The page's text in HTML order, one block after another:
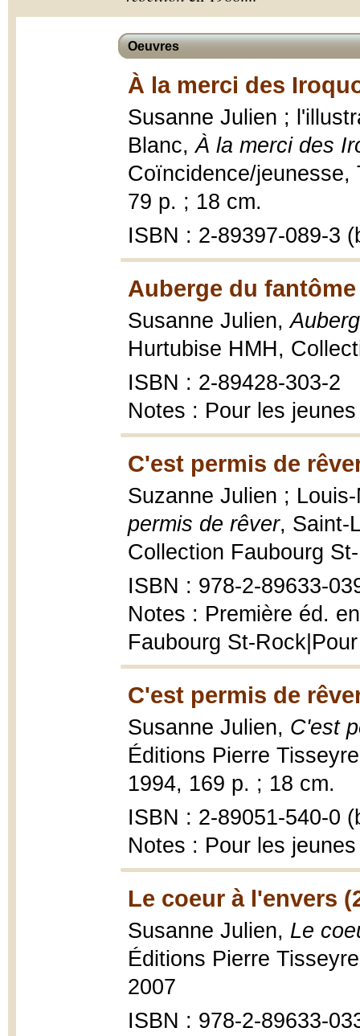
Oeuvres
À la merci des
Susanne Julien ;
Blanc,À la merci des
Coïncidence/jeunesse,
79 p. ; 18 cm.
ISBN : 2-89397-089-3
Auberge du
Susanne Julien,
Hurtubise HMH,
ISBN : 2-89428-303-2
Notes : Pour les
C'est permis de
Suzanne Julien ;
permis de rêver, Saint-
Collection Faubourg
ISBN : 978-2-89633-
Notes : Première éd.
Faubourg St-
C'est permis de
Susanne Julien, C'est
Éditions Pierre
1994, 169 p. ; 18 cm.
ISBN : 2-89051-540-0
Notes : Pour les jeunes
Le coeur à l'envers
Susanne Julien, Le
Éditions Pierre
2007
ISBN : 978-2-89633-